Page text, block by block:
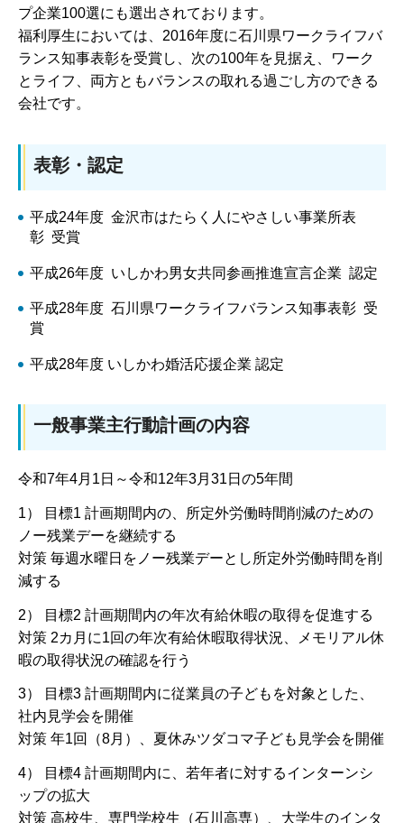
プ企業100選にも選出されております。
福利厚生においては、2016年度に石川県ワークライフバ
ランス知事表彰を受賞し、次の100年を見据え、ワーク
とライフ、両方ともバランスの取れる過ごし方のできる
会社です。
表彰・認定
平成24年度 金沢市はたらく人にやさしい事業所表
彰 受賞
平成26年度 いしかわ男女共同参画推進宣言企業 認定
平成28年度 石川県ワークライフバランス知事表彰 受
賞
平成28年度 いしかわ婚活応援企業 認定
一般事業主行動計画の内容
令和7年4月1日～令和12年3月31日の5年間
1） 目標1 計画期間内の、所定外労働時間削減のための
ノー残業デーを継続する
対策 毎週水曜日をノー残業デーとし所定外労働時間を削
減する
2） 目標2 計画期間内の年次有給休暇の取得を促進する
対策 2カ月に1回の年次有給休暇取得状況、メモリアル休
暇の取得状況の確認を行う
3） 目標3 計画期間内に従業員の子どもを対象とした、
社内見学会を開催
対策 年1回（8月）、夏休みツダコマ子ども見学会を開催
4） 目標4 計画期間内に、若年者に対するインターンシ
ップの拡大
対策 高校生、専門学校生（石川高専）、大学生のインタ